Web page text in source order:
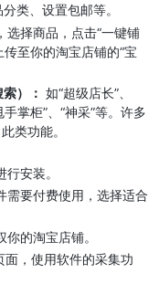
类、设置包邮等。
选择商品，点击“一键铺
传至你的淘宝店铺的“宝
）： 如“超级店长”、
掌柜”、“神采”等。许多
类功能。
安装。
需要付费使用，选择适合
的淘宝店铺。
，使用软件的采集功